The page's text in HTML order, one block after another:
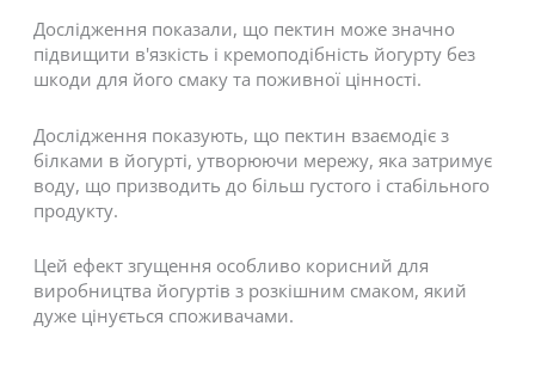
Дослідження показали, що пектин може значно
підвищити в'язкість і кремоподібність йогурту без
шкоди для його смаку та поживної цінності.
Дослідження показують, що пектин взаємодіє з
білками в йогурті, утворюючи мережу, яка затримує
воду, що призводить до більш густого і стабільного
продукту.
Цей ефект згущення особливо корисний для
виробництва йогуртів з розкішним смаком, який
дуже цінується споживачами.